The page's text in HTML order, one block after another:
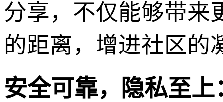
分享，不仅能够带来
的距离，增进社区的
安全可靠，隐私至